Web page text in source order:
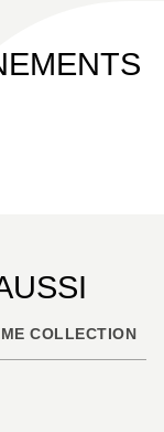
COLLECTION